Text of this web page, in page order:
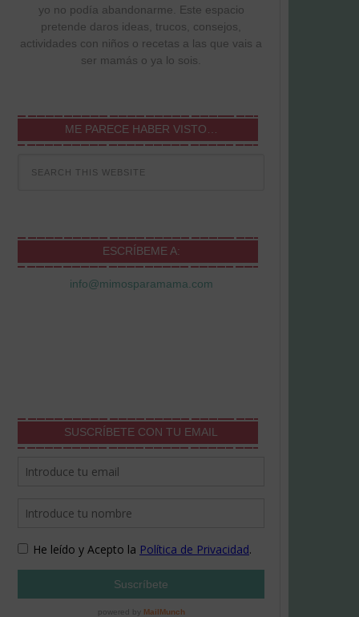
yo no podía abandonarme. Este espacio
pretende daros ideas, trucos, consejos,
actividades con niños o recetas a las que vais a
ser mamás o ya lo sois.
ME PARECE HABER VISTO…
ESCRÍBEME A:
info@mimosparamama.com
SUSCRÍBETE CON TU EMAIL